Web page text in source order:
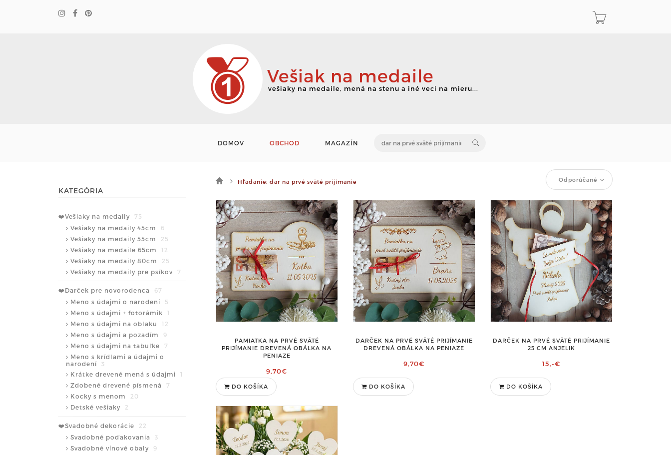
Vešiak na medaile
vešiaky na medaile, mená na stenu a iné veci na mieru...
DOMOV OBCHOD MAGAZÍN
KATEGÓRIA
❤️Vešiaky na medaily
75
Vešiaky na medaily 45cm
6
Vešiaky na medaily 55cm
25
Vešiaky na medaile 65cm
12
Vešiaky na medaily 80cm
25
Vešiaky na medaily pre psíkov
7
❤️Darček pre novorodenca
67
Meno s údajmi o narodení
5
Meno s údajmi + fotorámik
1
Meno s údajmi na oblaku
12
Meno s údajmi a pozadím
9
Meno s údajmi na tabuľke
7
Meno s krídlami a údajmi o
narodení
3
Krátke drevené mená s údajmi
1
Zdobené drevené písmená
7
Kocky s menom
20
Detské vešiaky
2
❤️Svadobné dekorácie
22
Svadobné poďakovania
3
Svadobné vínové obaly
9
Hľadanie: dar na prvé sväté prijímanie Odporúčané
PAMIATKA NA PRVÉ SVÄTÉ
PRIJÍMANIE DREVENÁ OBÁLKA NA
PENIAZE
9,70€
DO KOŠÍKA
DARČEK NA PRVÉ SVÄTÉ PRIJÍMANIE
DREVENÁ OBÁLKA NA PENIAZE
9,70€
DO KOŠÍKA
DARČEK NA PRVÉ SVÄTÉ PRIJÍMANIE
25 CM ANJELIK
15,-€
DO KOŠÍKA